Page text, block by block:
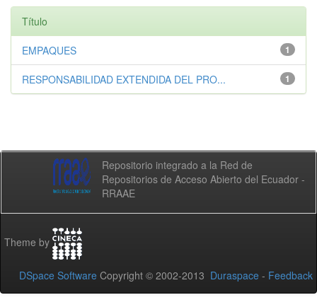
Título
1
EMPAQUES
1
RESPONSABILIDAD EXTENDIDA DEL PRO...
Repositorio integrado a la Red de
Repositorios de Acceso Abierto del Ecuador -
RRAAE
Theme by
DSpace Software Copyright © 2002-2013 Duraspace - Feedback